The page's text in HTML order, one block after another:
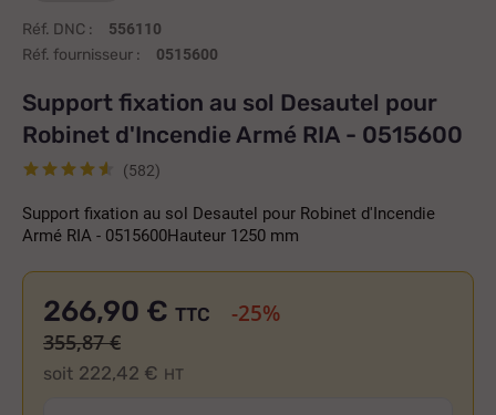
Réf. DNC : 556110
Réf. fournisseur : 0515600
Support fixation au sol Desautel pour
Robinet d'Incendie Armé RIA - 0515600
(582)
Support fixation au sol Desautel pour Robinet d'Incendie
Armé RIA - 0515600Hauteur 1250 mm
266,90 €
soit 222,42 € HT
TTC -25%
355,87 €